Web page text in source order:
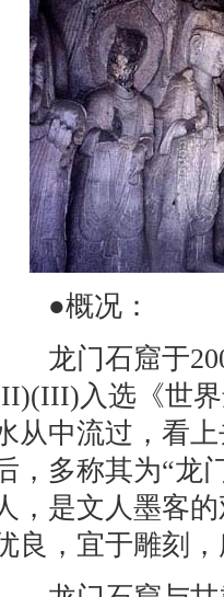
●概况：
龙门石窟于
入选《世
从中流过，看
，多称其为“龙
，是文人墨客
良，宜于雕刻